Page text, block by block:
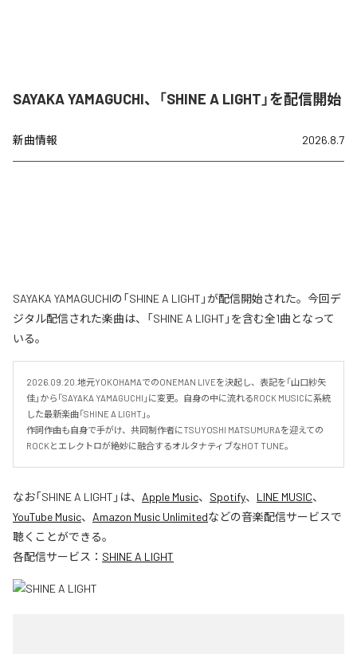
SAYAKA YAMAGUCHI、「SHINE A LIGHT」を配信開始
新曲情報 2026.8.7
SAYAKA YAMAGUCHIの「SHINE A LIGHT」が配信開始された。今回デ
ジタル配信された楽曲は、「SHINE A LIGHT」を含む全1曲となって
いる。
2026.09.20.地元YOKOHAMAでのONEMAN LIVEを決起し、表記を「山口紗矢
佳」から「SAYAKA YAMAGUCHI」に変更。自身の中に流れるROCK MUSICに系統
した最新楽曲「SHINE A LIGHT」。
作詞作曲も自身で手がけ、共同制作者にTSUYOSHI MATSUMURAを迎えての
ROCKとエレクトロが絶妙に融合するオルタナティブなHOT TUNE。
なお「SHINE A LIGHT 」は、 Apple Music、 Spotify、 LINE MUSIC、
YouTube Music、 Amazon Music Unlimitedなどの音楽配信サービスで
聴くことができる。
各配信サービス： SHINE A LIGHT